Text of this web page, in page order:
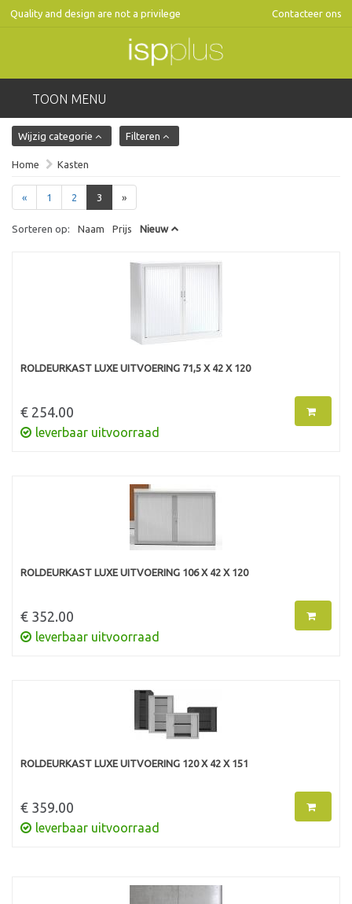
Quality and design are not a privilege Contacteer ons
TOON MENU
Wijzig categorie Filteren
Home Kasten
« 1 2 3 »
Sorteren op: Naam Prijs Nieuw
ROLDEURKAST LUXE UITVOERING 71,5 X 42 X 120
€ 254.00
leverbaar uitvoorraad
ROLDEURKAST LUXE UITVOERING 106 X 42 X 120
€ 352.00
leverbaar uitvoorraad
ROLDEURKAST LUXE UITVOERING 120 X 42 X 151
€ 359.00
leverbaar uitvoorraad